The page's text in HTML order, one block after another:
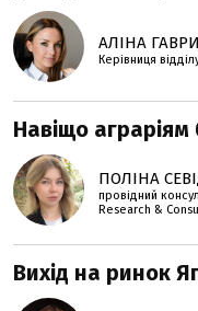
АЛІНА
Керівниця
Навіщо аграріям
ПОЛІНА
провідний
Research &
Вихід на ринок